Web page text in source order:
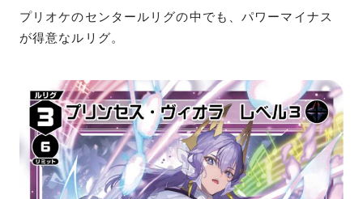
プリオケのセンタールリグの中でも、パワーマイナス
が得意なルリグ。